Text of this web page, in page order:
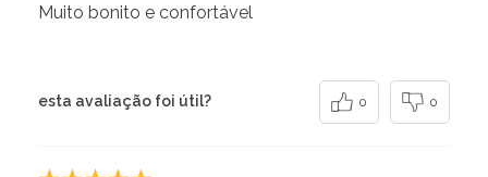
Muito bonito e confortável
esta avaliação foi útil? 0 0